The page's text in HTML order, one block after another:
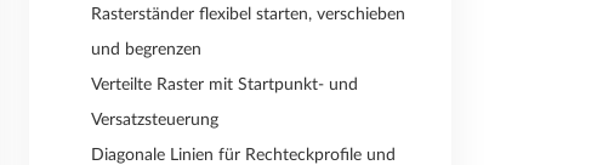
Rasterständer flexibel starten, verschieben
und begrenzen
Verteilte Raster mit Startpunkt- und
Versatzsteuerung
Diagonale Linien für Rechteckprofile und